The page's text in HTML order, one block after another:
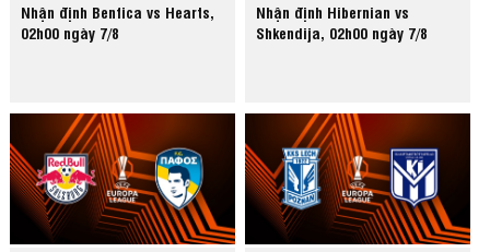
Nhận định Benfica vs Hearts,
02h00 ngày 7/8
Nhận định Hibernian vs
Shkendija, 02h00 ngày 7/8